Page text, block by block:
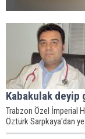
Kabakulak deyip
Trabzon Özel İmperial
Öztürk Sarpkaya'dan